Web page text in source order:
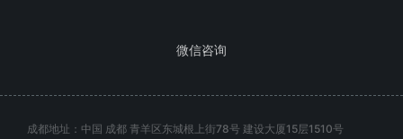
微信咨询
成都地址：中国 成都 青羊区东城根上街78号 建设大厦15层1510号